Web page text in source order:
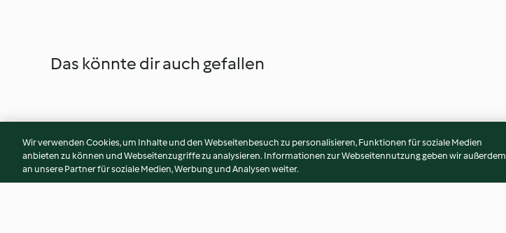
Das könnte dir auch gefallen
Wir verwenden Cookies, um Inhalte und den Webseitenbesuch zu personalisieren, Funktionen für soziale Medien
anbieten zu können und Webseitenzugriffe zu analysieren. Informationen zur Webseitennutzung geben wir außerdem
an unsere Partner für soziale Medien, Werbung und Analysen weiter.